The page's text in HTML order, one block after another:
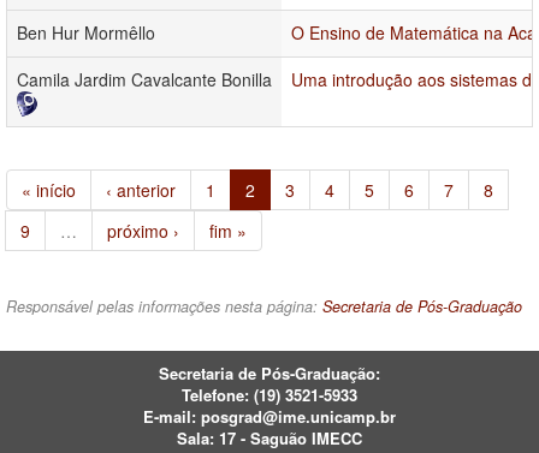
Ben Hur Mormêllo
O Ensino de Matemática na
Camila Jardim Cavalcante Bonilla
Uma introdução aos sistemas
« início ‹ anterior 1 2 3 4 5 6 7
8
9
… próximo › fim »
Responsável pelas informações nesta página: Secretaria de Pós-Graduação
Secretaria de Pós-Graduação:
Telefone: (19) 3521-5933
E-mail: posgrad@ime.unicamp.br
Sala: 17 - Saguão IMECC